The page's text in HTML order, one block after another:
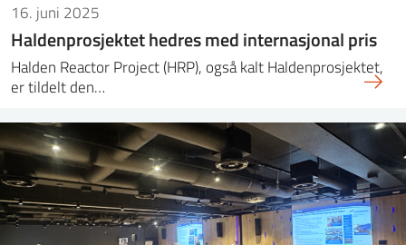
16. juni 2025
Haldenprosjektet hedres med internasjonal pris
Halden Reactor Project (HRP), også kalt Haldenprosjektet,
er tildelt den…